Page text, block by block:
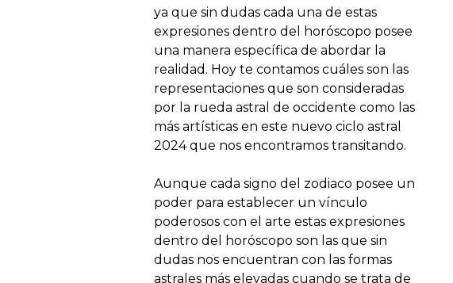
ya que sin dudas cada una de estas
expresiones dentro del horóscopo posee
una manera específica de abordar la
realidad. Hoy te contamos cuáles son las
representaciones que son consideradas
por la rueda astral de occidente como las
más artísticas en este nuevo ciclo astral
2024 que nos encontramos transitando.
Aunque cada signo del zodiaco posee un
poder para establecer un vínculo
poderosos con el arte estas expresiones
dentro del horóscopo son las que sin
dudas nos encuentran con las formas
astrales más elevadas cuando se trata de